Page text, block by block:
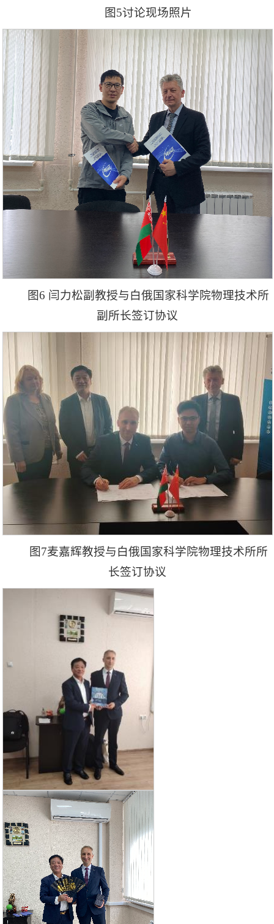
图5讨论现场照片
图6 闫力松副教授与白俄国家科学院物理技术所
副所长签订协议
图7麦嘉辉教授与白俄国家科学院物理技术所所
长签订协议